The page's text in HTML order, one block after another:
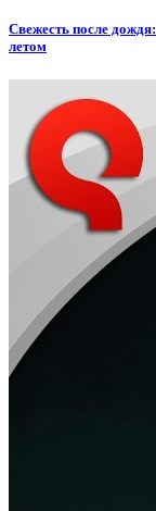
Свежесть после
летом